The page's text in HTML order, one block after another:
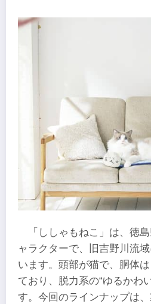
「ししゃもねこ」は、徳
ャラクターで、旧吉野川流
います。頭部が猫で、胴体
ており、脱力系の“ゆるかわ
す。今回のラインナップは